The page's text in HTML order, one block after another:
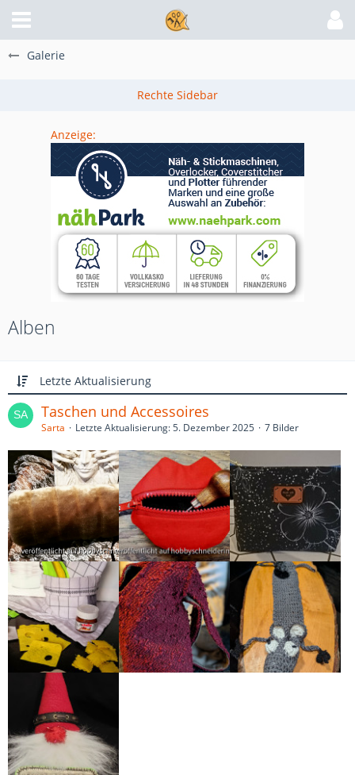
Galerie
Anzeige:
Alben
Letzte Aktualisierung
Taschen und Accessoires
Sarta Letzte Aktualisierung:5. Dezember 2025 7 Bilder